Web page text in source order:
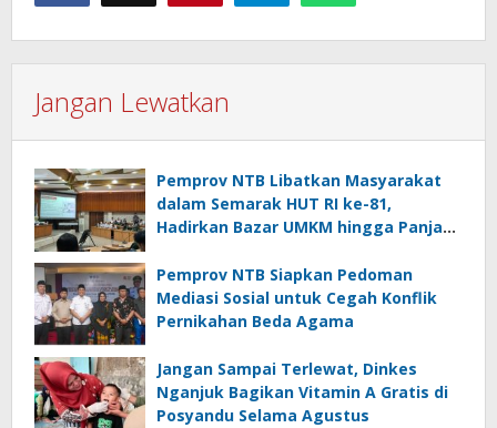
Jangan Lewatkan
Pemprov NTB Libatkan Masyarakat
dalam Semarak HUT RI ke-81,
Hadirkan Bazar UMKM hingga Panjat
Pemprov NTB Siapkan Pedoman
Mediasi Sosial untuk Cegah Konflik
Pernikahan Beda Agama
Jangan Sampai Terlewat, Dinkes
Nganjuk Bagikan Vitamin A Gratis di
Posyandu Selama Agustus